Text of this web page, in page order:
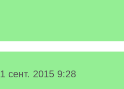
1 сент. 2015 9:28